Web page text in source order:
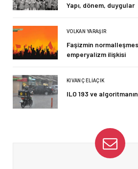
Yapı, dönem, duygular
VOLKAN YARAŞIR
Faşizmin
emperyalizm ilişkisi
KIVANÇ ELIAÇIK
ILO 193 ve